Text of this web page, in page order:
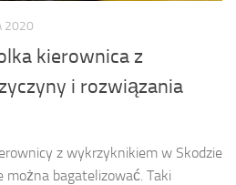
2020
kierownica z
i rozwiązania
z wykrzyknikiem w Skodzie
można bagatelizować. Taki